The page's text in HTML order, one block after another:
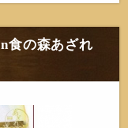
食の森あざれ